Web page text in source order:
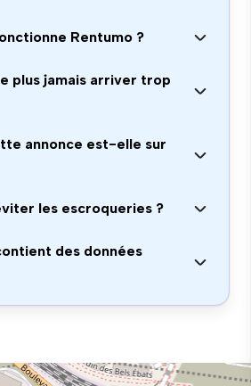
Rentumo ?
plus jamais arriver trop
annonce est-elle sur
les escroqueries ?
des données